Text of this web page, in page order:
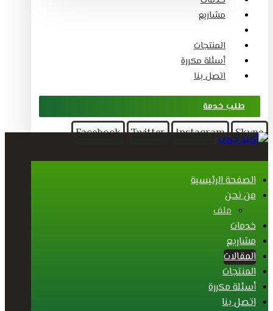
مشاريع
المنتجات
أسئلة مكررة
اتصل بنا
طلب خدمة
Facebook Twitter Instagram Skype
الصفحة الرئيسية
من نحن
ملف
خدمات
مشاريع
المقالات
المنتجات
أسئلة مكررة
اتصل بنا